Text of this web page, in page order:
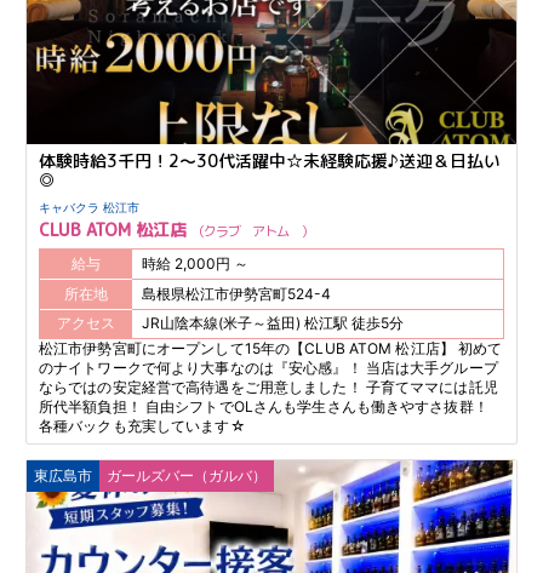
体験時給3千円！2～30代活躍中☆未経験応援♪送迎＆日払い
◎
キャバクラ 松江市
CLUB ATOM 松江店 クラブ アトム
給与
時給 2,000円 ～
所在地
島根県松江市伊勢宮町524-4
アクセス
JR山陰本線(米子～益田) 松江駅 徒歩5分
松江市伊勢宮町にオープンして15年の【CLUB ATOM 松江店】 初めて
のナイトワークで何より大事なのは『安心感』！ 当店は大手グループ
ならではの安定経営で高待遇をご用意しました！ 子育てママには託児
所代半額負担！ 自由シフトでOLさんも学生さんも働きやすさ抜群！
各種バックも充実しています☆
東広島市 ガールズバー（ガルバ）